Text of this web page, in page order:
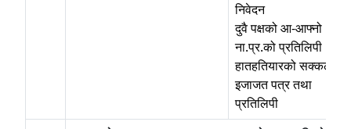
निवेदन
दुवै पक्षको आ-आफ्नो
ना.प्र.को प्रतिलिपी
हातहतियारको सक्कल
इजाजत पत्र तथा
प्रतिलिपी